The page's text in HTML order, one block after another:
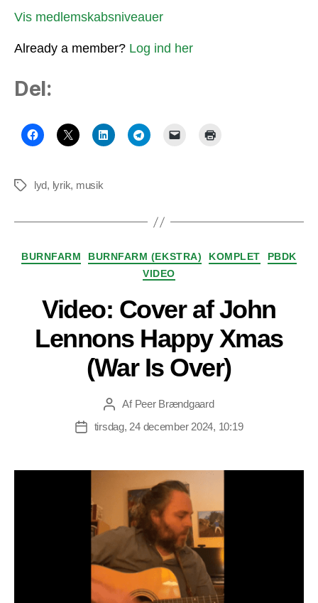
Vis medlemskabsniveauer
Already a member? Log ind her
Del:
Tags lyd, lyrik, musik
Kategorier
BURNFARM BURNFARM (EKSTRA) KOMPLET
PBDK
VIDEO
Video: Cover af John
Lennons Happy Xmas
(War Is Over)
Indlægsforfatter
Af Peer Brændgaard
Indlægsdato
tirsdag, 24 december 2024, 10:19